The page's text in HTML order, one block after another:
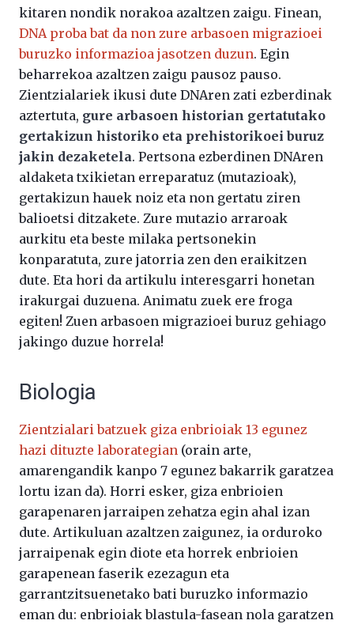
kitaren nondik norakoa azaltzen zaigu. Finean,
DNA proba bat da non zure arbasoen migrazioei
buruzko informazioa jasotzen duzun. Egin
beharrekoa azaltzen zaigu pausoz pauso.
Zientzialariek ikusi dute DNAren zati ezberdinak
aztertuta, gure arbasoen historian gertatutako
gertakizun historiko eta prehistorikoei buruz
jakin dezaketela. Pertsona ezberdinen DNAren
aldaketa txikietan erreparatuz (mutazioak),
gertakizun hauek noiz eta non gertatu ziren
balioetsi ditzakete. Zure mutazio arraroak
aurkitu eta beste milaka pertsonekin
konparatuta, zure jatorria zen den eraikitzen
dute. Eta hori da artikulu interesgarri honetan
irakurgai duzuena. Animatu zuek ere froga
egiten! Zuen arbasoen migrazioei buruz gehiago
jakingo duzue horrela!
Biologia
Zientzialari batzuek giza enbrioiak 13 egunez
hazi dituzte laborategian (orain arte,
amarengandik kanpo 7 egunez bakarrik garatzea
lortu izan da). Horri esker, giza enbrioien
garapenaren jarraipen zehatza egin ahal izan
dute. Artikuluan azaltzen zaigunez, ia orduroko
jarraipenak egin diote eta horrek enbrioien
garapenean faserik ezezagun eta
garrantzitsuenetako bati buruzko informazio
eman du: enbrioiak blastula-fasean nola garatzen